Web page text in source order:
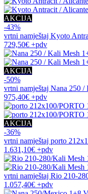
AKCIJA
-43%
vrtni namještaj Kyoto
729,50€ +pdv
AKCIJA
-50%
vrtni namještaj Nana 250 /
975,40€ +pdv
AKCIJA
-36%
vrtni namještaj porto
1.631,10€ +pdv
vrtni namještaj Rio 210-
1.057,40€ +pdv